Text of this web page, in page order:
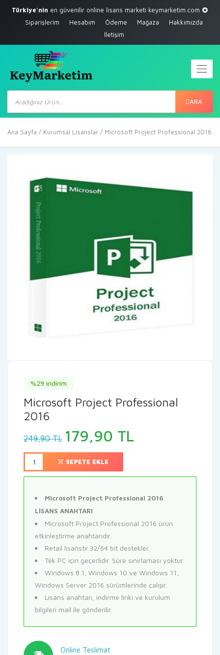
Türkiye'nin en güvenilir online lisans marketi keymarketim.com
Siparişlerim
Hesabım Ödeme Mağaza
Hakkımızda
İletişim
Products
search ARA
Ana Sayfa / Kurumsal Lisanslar / Microsoft Project Professional 2016
%29 indirim
Microsoft Project Professional
2016
249,90TL Orijinal
fiyat:
249,90 TL.
179,90 TL
SEPETE EKLE
Microsoft Project Professional 2016
LİSANS ANAHTARI
Microsoft Project Professional 2016 ürün
etkinleştirme anahtarıdır.
Retail lisanstır.32/64 bit destekler.
Tek PC için geçerlidir. Süre sınırlaması yoktur.
Windows 8.1, Windows 10 ve Windows 11,
Windows Server 2016 sürümlerinde çalışır.
Lisans anahtarı, indirme linki ve kurulum
bilgileri mail ile gönderilir.
Online Teslimat